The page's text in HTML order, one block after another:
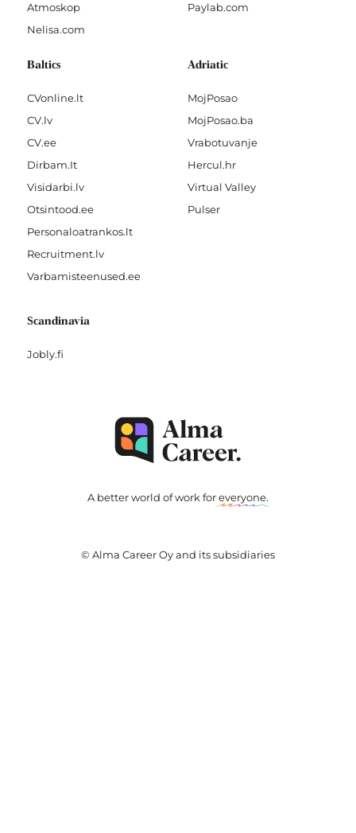
Atmoskop
Nelisa.com
Paylab.com
Baltics
CVonline.lt
CV.lv
CV.ee
Dirbam.It
Visidarbi.lv
Otsintood.ee
Personaloatrankos.lt
Recruitment.lv
Varbamisteenused.ee
Adriatic
MojPosao
MojPosao.ba
Vrabotuvanje
Hercul.hr
Virtual Valley
Pulser
Scandinavia
Jobly.fi
A better world of work foreveryone.
© Alma Career Oy and its subsidiaries